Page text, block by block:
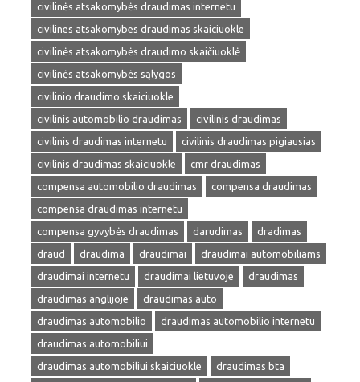
civilinės atsakomybės draudimas internetu
civilines atsakomybes draudimas skaiciuokle
civilinės atsakomybės draudimo skaičiuoklė
civilinės atsakomybės sąlygos
civilinio draudimo skaiciuokle
civilinis automobilio draudimas
civilinis draudimas
civilinis draudimas internetu
civilinis draudimas pigiausias
civilinis draudimas skaiciuokle
cmr draudimas
compensa automobilio draudimas
compensa draudimas
compensa draudimas internetu
compensa gyvybės draudimas
darudimas
dradimas
draud
draudima draudimai
draudimai automobiliams
draudimai internetu
draudimai lietuvoje
draudimas
draudimas anglijoje
draudimas auto
draudimas automobilio
draudimas automobilio internetu
draudimas automobiliui
draudimas automobiliui skaiciuokle
draudimas bta